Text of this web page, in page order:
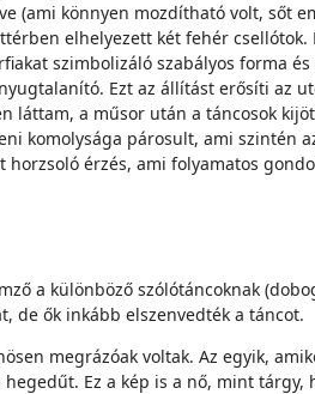
(ami könnyen mozdítható volt, sőt
elhelyezett két fehér
szimbolizáló szabályos forma
Ezt az állítást erősíti az
láttam, a műsor után a táncosok
komolysága párosult, ami szintén
érzés, ami folyamatos
a különböző szólótáncoknak
de ők inkább elszenvedték a táncot.
megrázóak voltak. Az egyik,
Ez a kép is a nő, mint